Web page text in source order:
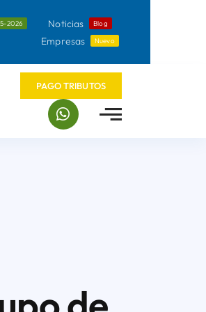
2026 Noticias Blog
Empresas Nuevo
PAGO TRIBUTOS